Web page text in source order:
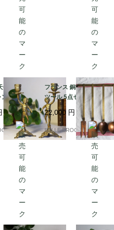
（プッ
ドルスタ
客セット 真
様式 燭台｜
（到着ま
フランス 銅製キッチン
ツール 5点セット 壁掛
けラック付き コッパー
＆ブラス 蚤の市｜フラ
ンス発送（到着まで2-3
週間）
22,000 円
BELLE BROCANTE